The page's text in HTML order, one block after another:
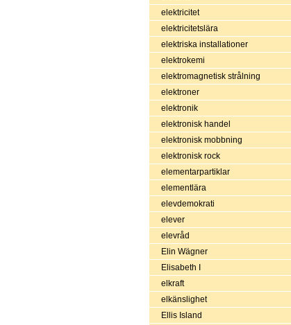
elektricitet
elektricitetslära
elektriska installationer
elektrokemi
elektromagnetisk strålning
elektroner
elektronik
elektronisk handel
elektronisk mobbning
elektronisk rock
elementarpartiklar
elementlära
elevdemokrati
elever
elevråd
Elin Wägner
Elisabeth I
elkraft
elkänslighet
Ellis Island